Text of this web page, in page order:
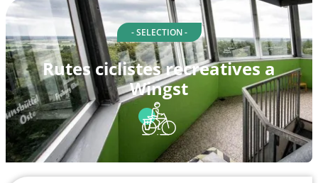
- SELECTION -
Rutes ciclistes recreatives a
Wingst